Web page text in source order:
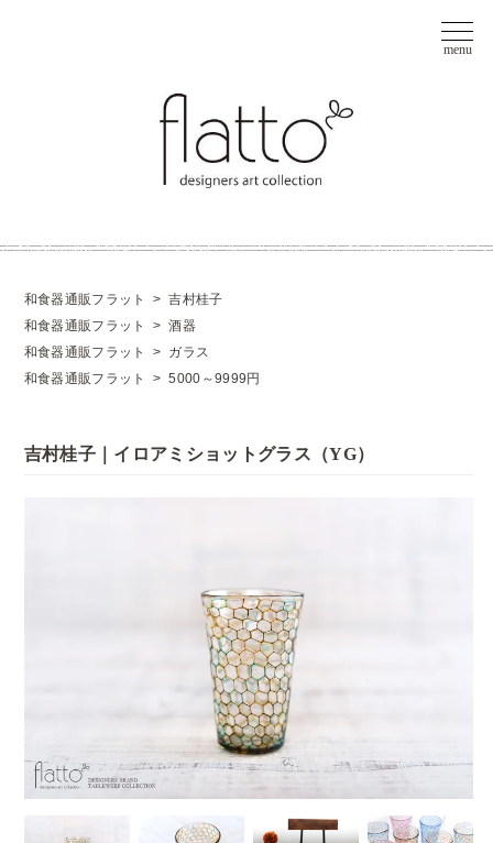
和食器通販フラット >吉村桂子
和食器通販フラット
>酒器
和食器通販フラット
> ガラス
和食器通販フラット
>5000～9999円
吉村桂子｜イロアミショットグラス（YG）